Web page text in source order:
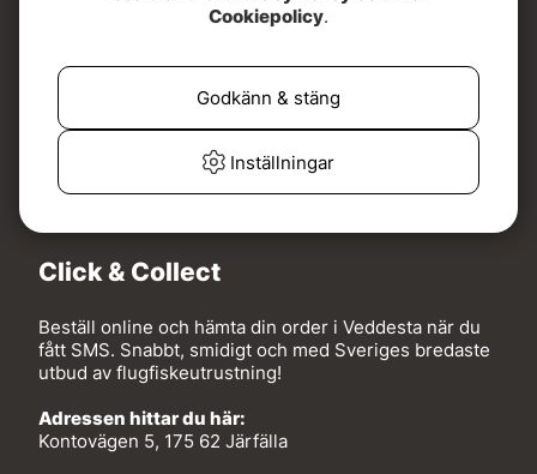
Click & Collect
Beställ online och hämta din order i Veddesta när du
fått SMS. Snabbt, smidigt och med Sveriges bredaste
utbud av flugfiskeutrustning!
Adressen hittar du här:
Kontovägen 5, 175 62 Järfälla
Cookiepolicy.
Inställningar
Godkänn & stäng